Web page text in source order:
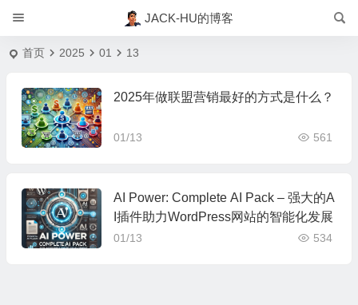
JACK-HU的博客
首页 2025 01 13
2025年做联盟营销最好的方式是什么？
01/13 561
AI Power: Complete AI Pack – 强大的A
I插件助力WordPress网站的智能化发展
01/13 534